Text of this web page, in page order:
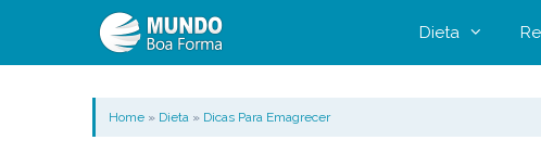
Dieta
Home» Dieta» Dicas Para Emagrecer